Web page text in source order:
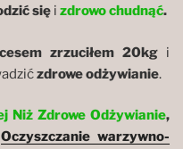
się i zdrowo chudnąć.
zrzuciłem 20kg i
zdrowe odżywianie.
Niż Zdrowe Odżywianie,
Oczyszczanie warzywno-